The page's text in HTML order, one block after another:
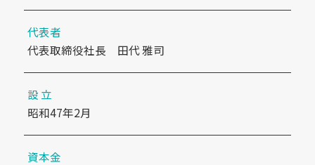
代表者
代表取締役社長 田代 雅司
設 立
昭和47年2月
資本金